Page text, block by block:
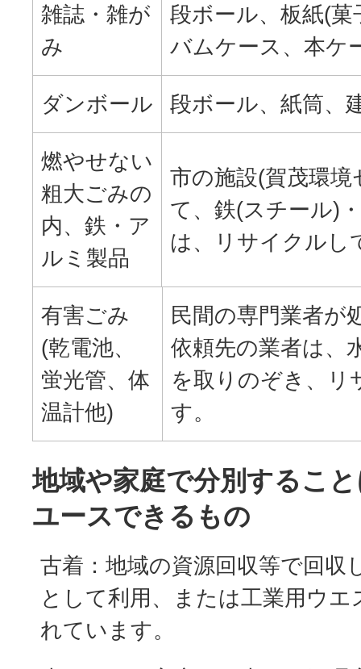
雑誌・雑が
み
段ボール、板紙(
バムケース、本ケ
ダンボール 段ボール、紙筒、
燃やせない
粗大ごみの
内、鉄・ア
ルミ製品
市の施設(賀茂環
て、鉄(スチール)
は、リサイクルし
有害ごみ
(乾電池、
蛍光管、体
温計他)
民間の専門業者が
依頼先の業者は、
を取りのぞき、リ
す。
地域や家庭で分別するこ
ユースできるもの
古着：地域の資源回収等で回収
として利用、または工業用ウ
れています。